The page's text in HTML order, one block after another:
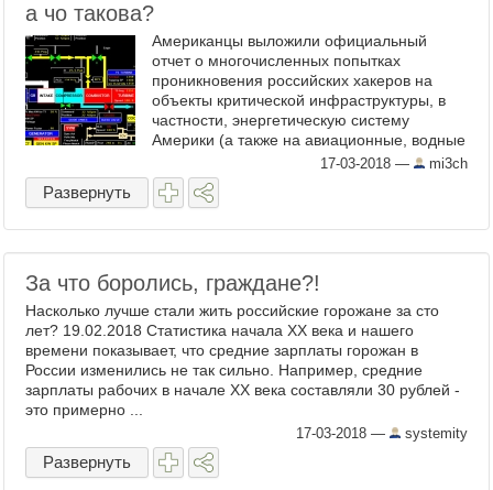
а чо такова?
Американцы выложили официальный
отчет о многочисленных попытках
проникновения российских хакеров на
объекты критической инфраструктуры, в
частности, энергетическую систему
Америки (а также на авиационные, водные
и критически важные сектора
производства). По данным киберразведки
...
17-03-2018 — mi3ch
Развернуть
За что боролись, граждане?!
Насколько лучше стали жить российские горожане за сто
лет? 19.02.2018 Статистика начала ХХ века и нашего
времени показывает, что средние зарплаты горожан в
России изменились не так сильно. Например, средние
зарплаты рабочих в начале ХХ века составляли 30 рублей -
это примерно ...
17-03-2018 — systemity
Развернуть